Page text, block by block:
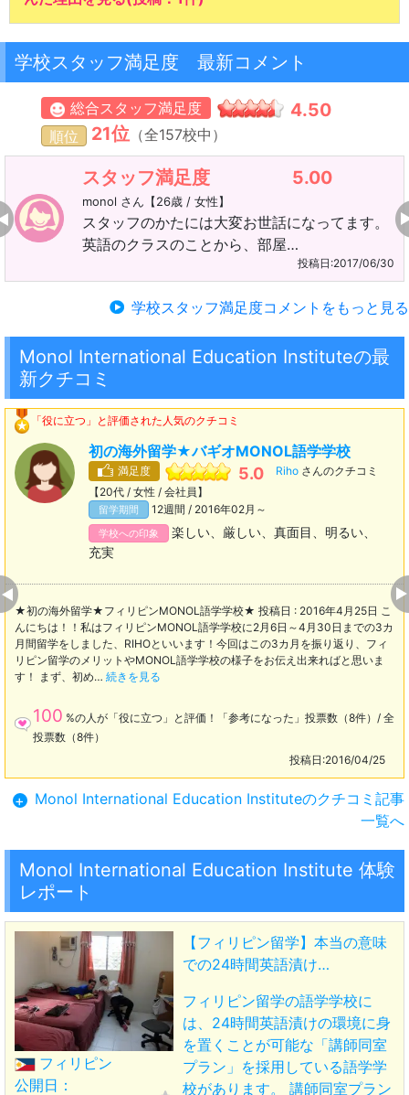
学校スタッフ満足度 最新コメント
総合スタッフ満足度 4.50
順位 21位 （全157校中）
スタッフ満足度 5.00
monol さん【26歳 / 女性】
スタッフのかたには大変お世話になってます。
英語のクラスのことから、部屋…
投稿日:2017/06/30
学校スタッフ満足度コメントをもっと見る
Monol International Education Instituteの最
新クチコミ
「役に立つ」と評価された人気のクチコミ
初の海外留学★バギオMONOL語学学校
満足度 5.0 Rihoさんのクチコミ
【20代 / 女性 / 会社員】
留学期間 12週間 / 2016年02月～
学校への印象
楽しい、厳しい、真面目、明るい、
充実
★初の海外留学★フィリピンMONOL語学学校★ 投稿日 : 2016年4月25日 こ
んにちは！！私はフィリピンMONOL語学学校に2月6日～4月30日までの3カ
月間留学をしました、RIHOといいます！今回はこの3カ月を振り返り、フィ
リピン留学のメリットやMONOL語学学校の様子をお伝え出来ればと思いま
す！ まず、初め… 続きを見る
100 %の人が「役に立つ」と評価！「参考になった」投票数（8件）/ 全
投票数（8件）
投稿日:2016/04/25
+ Monol International Education Instituteのクチコミ記事
一覧へ
Monol International Education Institute 体験
レポート
フィリピン
公開日：
【フィリピン留学】本当の意味
での24時間英語漬け…
フィリピン留学の語学学校に
は、24時間英語漬けの環境に身
を置くことが可能な「講師同室
プラン」を採用している語学学
校があります。 講師同室プラン